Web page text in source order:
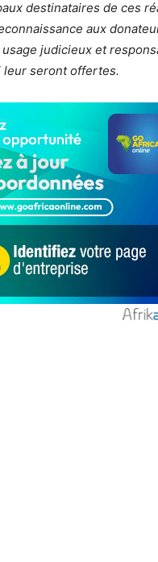
destinataires de ces
aux
judicieux et
seront offertes.